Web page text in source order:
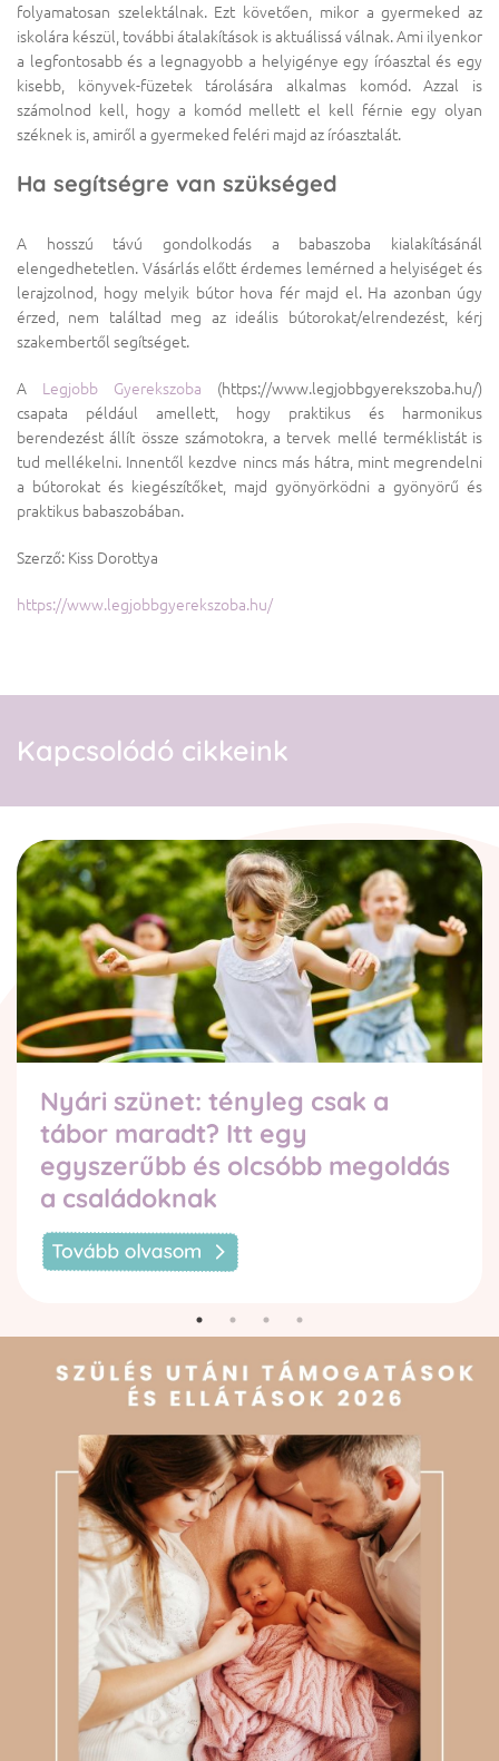
folyamatosan szelektálnak. Ezt követően, mikor a gyermeked az
iskolára készül, további átalakítások is aktuálissá válnak. Ami ilyenkor
a legfontosabb és a legnagyobb a helyigénye egy íróasztal és egy
kisebb, könyvek-füzetek tárolására alkalmas komód. Azzal is
számolnod kell, hogy a komód mellett el kell férnie egy olyan
széknek is, amiről a gyermeked feléri majd az íróasztalát.
Ha segítségre van szükséged
A hosszú távú gondolkodás a babaszoba kialakításánál
elengedhetetlen. Vásárlás előtt érdemes lemérned a helyiséget és
lerajzolnod, hogy melyik bútor hova fér majd el. Ha azonban úgy
érzed, nem találtad meg az ideális bútorokat/elrendezést, kérj
szakembertől segítséget.
A Legjobb Gyerekszoba (https://www.legjobbgyerekszoba.hu/)
csapata például amellett, hogy praktikus és harmonikus
berendezést állít össze számotokra, a tervek mellé terméklistát is
tud mellékelni. Innentől kezdve nincs más hátra, mint megrendelni
a bútorokat és kiegészítőket, majd gyönyörködni a gyönyörű és
praktikus babaszobában.
Szerző: Kiss Dorottya
https://www.legjobbgyerekszoba.hu/
Kapcsolódó cikkeink
Nyári szünet: tényleg csak a
tábor maradt? Itt egy
egyszerűbb és olcsóbb megoldás
a családoknak